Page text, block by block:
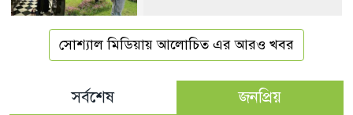
সোশ্যাল মিডিয়ায় আলোচিত এর আরও খবর
সর্বশেষ জনপ্রিয়